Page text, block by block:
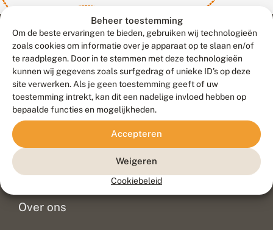
Beheer toestemming
Om de beste ervaringen te bieden, gebruiken wij technologieën
zoals cookies om informatie over je apparaat op te slaan en/of
te raadplegen. Door in te stemmen met deze technologieën
kunnen wij gegevens zoals surfgedrag of unieke ID's op deze
site verwerken. Als je geen toestemming geeft of uw
toestemming intrekt, kan dit een nadelige invloed hebben op
bepaalde functies en mogelijkheden.
Accepteren
Weigeren
Cookiebeleid
Contact
Veelgestelde vragen
Doneer
Over ons
Meld waarnemingen© 2026 Vlinderstichting
Duurzaam ontwikkeld door
Go2People
, ontworpen door
Blue Field Agency
Privacy
Disclaimer
Sitemap